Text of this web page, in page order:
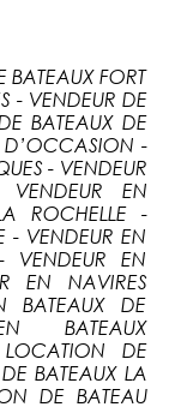
BATEAUX FORT
- VENDEUR DE
BATEAUX DE
D’OCCASION -
- VENDEUR
VENDEUR EN
ROCHELLE -
- VENDEUR EN
VENDEUR EN
EN NAVIRES
BATEAUX DE
BATEAUX
LOCATION DE
BATEAUX LA
DE BATEAU